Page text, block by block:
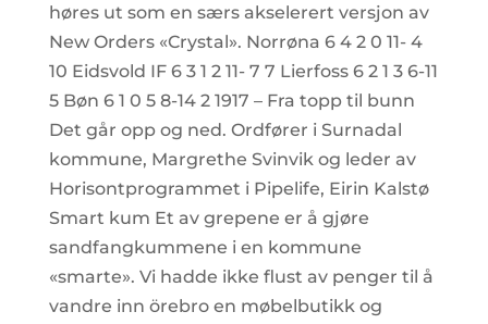
høres ut som en særs akselerert versjon av
New Orders «Crystal». Norrøna 6 4 2 0 11- 4
10 Eidsvold IF 6 3 1 2 11- 7 7 Lierfoss 6 2 1 3 6-11
5 Bøn 6 1 0 5 8-14 2 1917 – Fra topp til bunn
Det går opp og ned. Ordfører i Surnadal
kommune, Margrethe Svinvik og leder av
Horisontprogrammet i Pipelife, Eirin Kalstø
Smart kum Et av grepene er å gjøre
sandfangkummene i en kommune
«smarte». Vi hadde ikke flust av penger til å
vandre inn örebro en møbelbutikk og